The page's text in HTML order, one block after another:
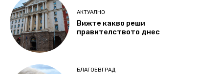
АКТУАЛНО
Вижте какво реши
правителството днес
БЛАГОЕВГРАД